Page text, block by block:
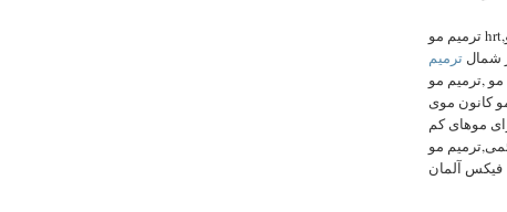
ترمیم مو hrt,ترمیم مو چیست,ترمیم مو دکتر نیود,هزینه ترمیم مو
شمال ترمیم
,ترمیم مو
کانون موی
موهای کم
مو
فیکس آلمان